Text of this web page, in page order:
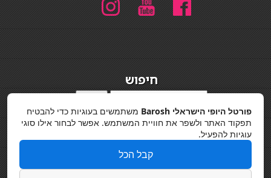
חיפוש
מדיניות פרטיות
פורטל היופי הישראלי Barosh
משתמשים בעוגיות כדי להבטיח
תפקוד האתר ולשפר את חוויית המשתמש. אפשר לבחור אילו סוגי
עוגיות להפעיל.
קבל הכל